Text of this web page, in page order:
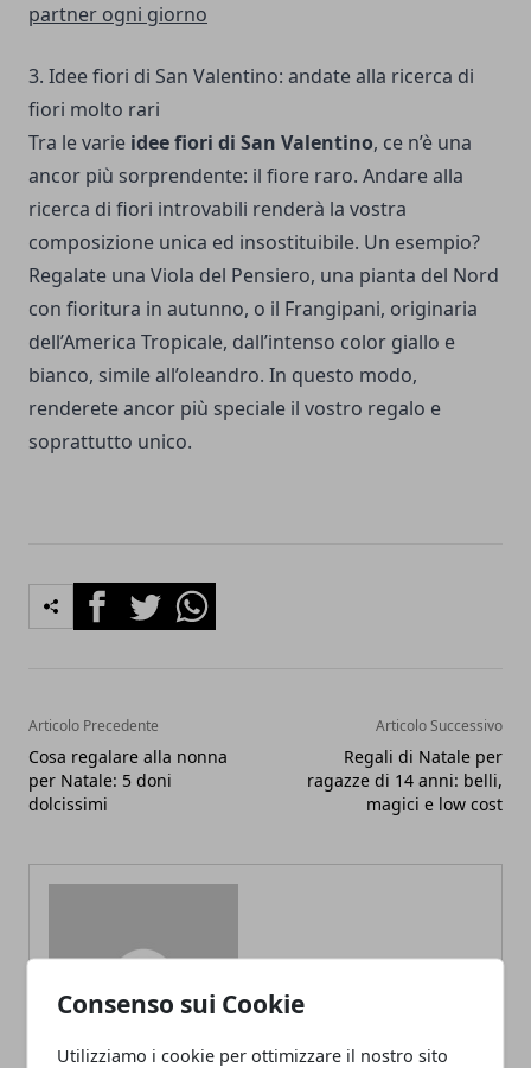
Consenso sui Cookie
Utilizziamo i cookie per ottimizzare il nostro sito
partner ogni giorno
3. Idee fiori di San Valentino: andate alla ricerca di
fiori molto rari
Tra le varie idee fiori di San Valentino, ce n’è una
ancor più sorprendente: il fiore raro. Andare alla
ricerca di fiori introvabili renderà la vostra
composizione unica ed insostituibile. Un esempio?
Regalate una Viola del Pensiero, una pianta del Nord
con fioritura in autunno, o il Frangipani, originaria
dell’America Tropicale, dall’intenso color giallo e
bianco, simile all’oleandro. In questo modo,
renderete ancor più speciale il vostro regalo e
soprattutto unico.
FacebookTwitterWhatsapp
Articolo Precedente
Cosa regalare alla nonna
per Natale: 5 doni
dolcissimi
Articolo Successivo
Regali di Natale per
ragazze di 14 anni: belli,
magici e low cost
Redazione